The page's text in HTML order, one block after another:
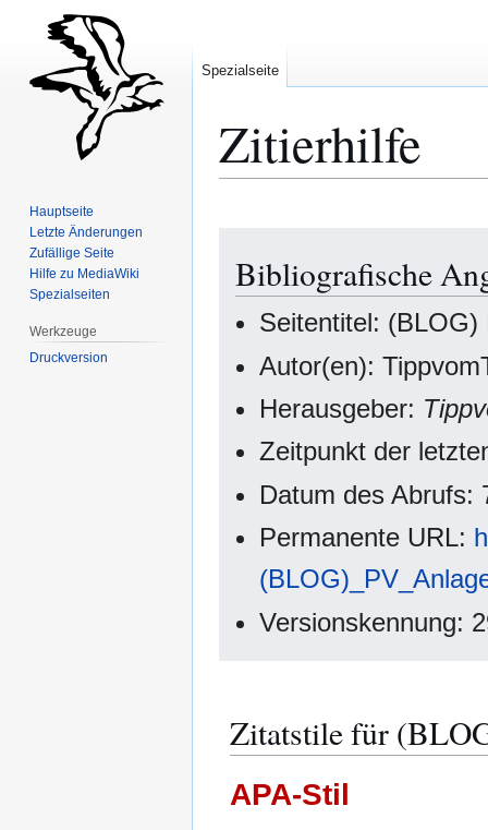
Zitierhilfe
Navigation
springen
Suche
springen
Bibliografische
Seitentitel: (BLOG)
Autor(en):
Herausgeber:
Zeitpunkt der
Datum des Abrufs:
Permanente URL:
Versionskennung:
Zitatstile für
APA-Stil
Spezialseite
Hauptseite
Letzte Änderungen
Zufällige Seite
Hilfe zu MediaWiki
Spezialseiten
Werkzeuge
Druckversion